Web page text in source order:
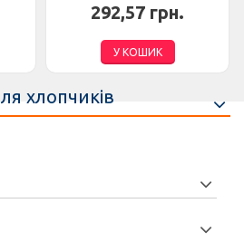
292,57 грн.
У КОШИК
хлопчиків